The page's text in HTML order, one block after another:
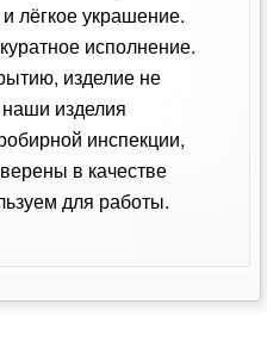
лёгкое украшение.
исполнение.
изделие не
изделия
инспекции,
в качестве
для работы.